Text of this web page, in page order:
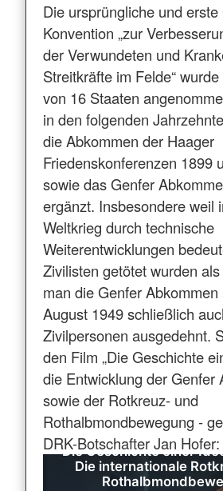
Die ursprüngliche und erste
Konvention „zur
der Verwundeten und
Streitkräfte im Felde“
von 16 Staaten
in den folgenden
die Abkommen der Haager
Friedenskonferenzen 1899
sowie das Genfer
ergänzt. Insbesondere weil
Weltkrieg durch technische
Weiterentwicklungen
Zivilisten getötet wurden
man die Genfer Abkommen
August 1949 schließlich
Zivilpersonen ausgedehnt.
den Film „Die Geschichte
die Entwicklung der Genfer
sowie der Rotkreuz- und
Rothalbmondbewegung -
DRK-Botschafter Jan Hofer:
Die Geschichte einer
Die internationale